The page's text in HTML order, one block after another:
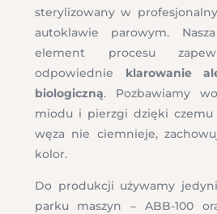
sterylizowany w
autoklawie parowym.
element procesu
odpowiednie klarowanie
biologiczną. Pozbawiamy
miodu i pierzgi dzięki czemu
węza nie ciemnieje,
kolor.
Do produkcji używamy
parku maszyn – ABB-100